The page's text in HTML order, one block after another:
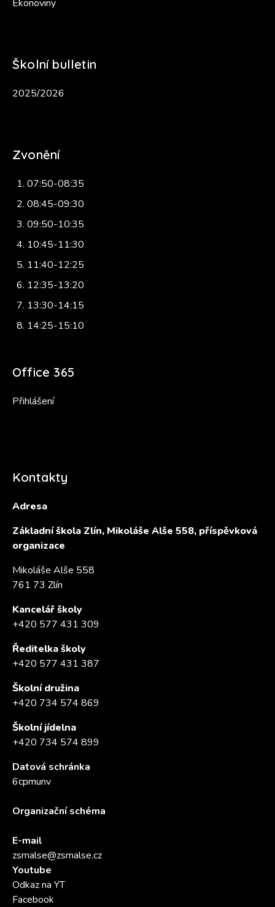
Ekonoviny
Školní bulletin
2025/2026
Zvonění
07:50-08:35
08:45-09:30
09:50-10:35
10:45-11:30
11:40-12:25
12:35-13:20
13:30-14:15
14:25-15:10
Office 365
Přihlášení
Kontakty
Adresa
Základní škola Zlín, Mikoláše Alše 558, příspěvková
organizace
Mikoláše Alše 558
761 73 Zlín
Kancelář školy
+420 577 431 309
Ředitelka školy
+420 577 431 387
Školní družina
+420 734 574 869
Školní jídelna
+420 734 574 899
Datová schránka
6cpmunv
Organizační schéma
E-mail
zsmalse@zsmalse.cz
Youtube
Odkaz na YT
Facebook